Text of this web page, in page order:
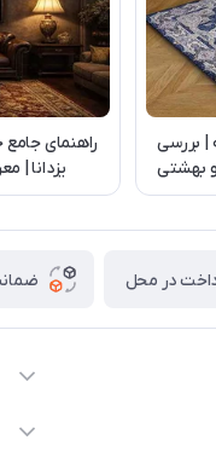
فرش ماشینی 1200 شانه | بررسی
و بهشتی
راهنمای
یزدانا |
در محل